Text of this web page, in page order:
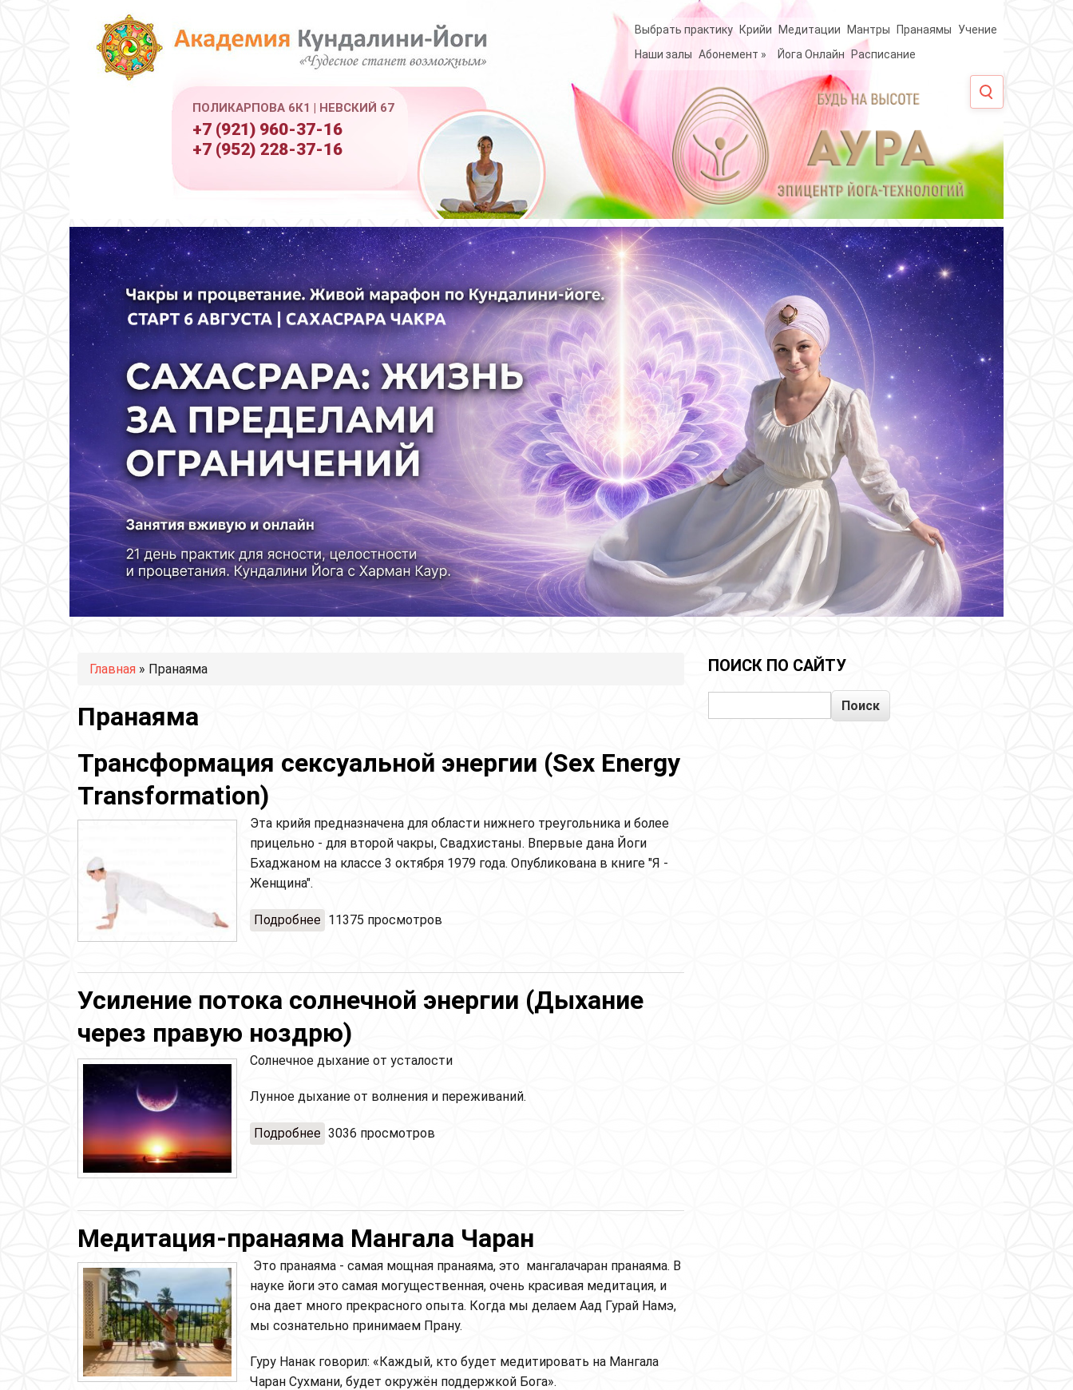
ПОЛИКАРПОВА 6К1 | НЕВСКИЙ 67
+7 (921) 960-37-16
+7 (952) 228-37-16
Выбрать практику Крийи Медитации Мантры Пранаямы
Учение
Наши залы Абонемент » Йога Онлайн Расписание
Вы здесь
Главная » Пранаяма
Пранаяма
Трансформация сексуальной энергии (Sex Energy
Transformation)
Эта крийя предназначена для области нижнего треугольника и более
прицельно - для второй чакры, Свадхистаны. Впервые дана Йоги
Бхаджаном на классе 3 октября 1979 года. Опубликована в книге "Я -
Женщина".
Подробнее о Трансформация сексуальной энергии (Sex Energy
Transformation)
11375 просмотров
Усиление потока солнечной энергии (Дыхание
через правую ноздрю)
Солнечное дыхание от усталости
Лунное дыхание от волнения и переживаний.
Подробнее о Усиление потока солнечной энергии (Дыхание через
правую ноздрю)
3036 просмотров
Медитация-пранаяма Мангала Чаран
Это пранаяма - самая мощная пранаяма, это мангалачаран пранаяма. В
науке йоги это самая могущественная, очень красивая медитация, и
она дает много прекрасного опыта. Когда мы делаем Аад Гурай Намэ,
мы сознательно принимаем Прану.
Гуру Нанак говорил: «Каждый, кто будет медитировать на Мангала
Чаран Сухмани, будет окружён поддержкой Бога».
ПОИСК ПО САЙТУ